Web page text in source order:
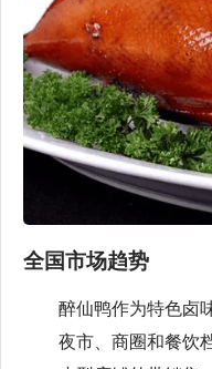
全国市场趋势
醉仙鸭作为特色卤味
夜市、商圈和餐饮